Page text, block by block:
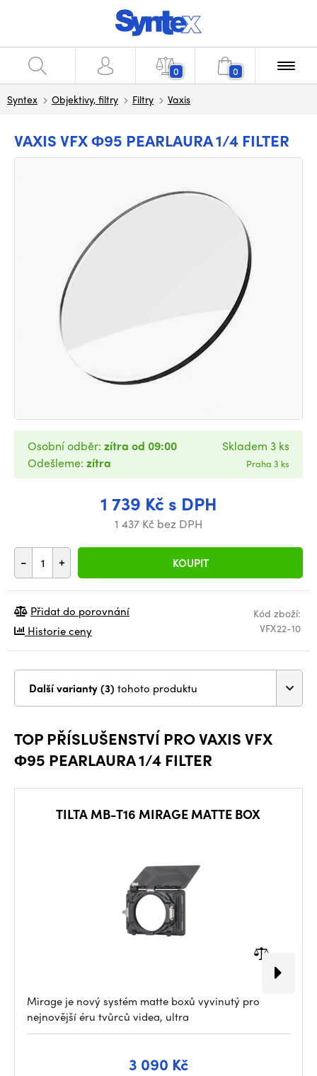
0 0
Syntex Objektivy, filtry Filtry Vaxis
VAXIS VFX Φ95 PEARLAURA 1/4 FILTER
1 739 Kč s DPH
1 437 Kč bez DPH
- + KOUPIT
Osobní odběr: zítra od 09:00
Odešleme: zítra
Skladem 3 ks
Praha 3 ks
Kód zboží:
VFX22-10
Přidat do porovnání
Historie ceny
Další varianty (3) tohoto produktu
TOP PŘÍSLUŠENSTVÍ PRO VAXIS VFX
Φ95 PEARLAURA 1/4 FILTER
TILTA MB-T16 MIRAGE MATTE BOX
Mirage je nový systém matte boxů vyvinutý pro
nejnovější éru tvůrců videa, ultra
3 090 Kč